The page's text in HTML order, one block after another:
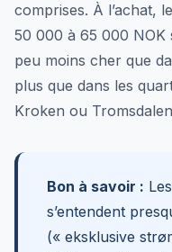
comprises. À l’achat,
50 000 à 65 000 NOK
peu moins cher que
plus que dans les
Kroken ou
Bon à savoir :
s’entendent
(« eksklusive